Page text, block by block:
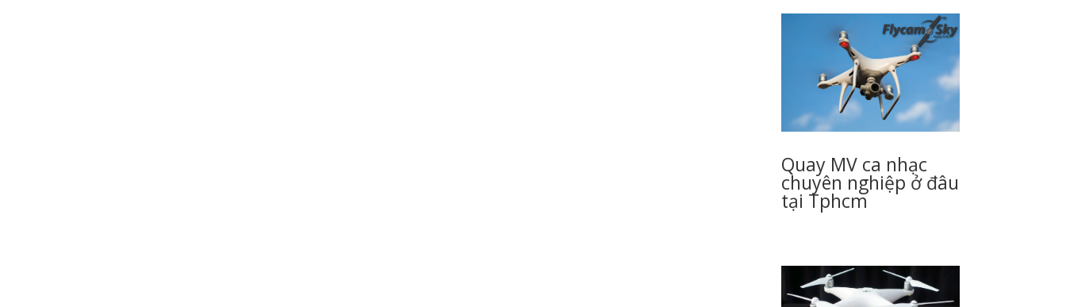
Quay MV ca nhạc
chuyên nghiệp ở đâu
tại Tphcm